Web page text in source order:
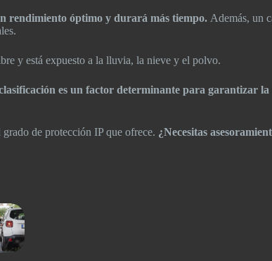
rendimiento óptimo y durará más tiempo. Además, un
y está expuesto a la lluvia, la nieve y el polvo.
es un factor determinante para garantizar
de protección IP que ofrece. ¿Necesitas